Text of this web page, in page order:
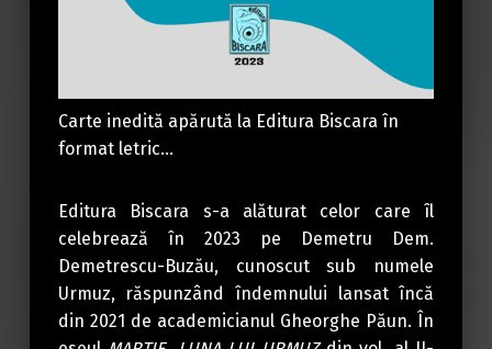
Carte inedită apărută la Editura Biscara în
format letric…
Editura Biscara s-a alăturat celor care îl
celebrează în 2023 pe Demetru Dem.
Demetrescu-Buzău, cunoscut sub numele
Urmuz, răspunzând îndemnului lansat încă
din 2021 de academicianul Gheorghe Păun. În